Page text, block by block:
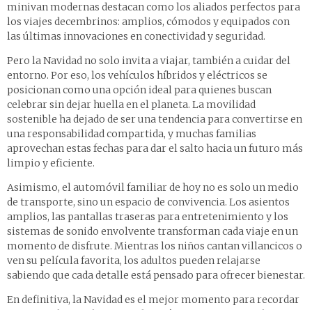
minivan modernas destacan como los aliados perfectos para
los viajes decembrinos: amplios, cómodos y equipados con
las últimas innovaciones en conectividad y seguridad.
Pero la Navidad no solo invita a viajar, también a cuidar del
entorno. Por eso, los vehículos híbridos y eléctricos se
posicionan como una opción ideal para quienes buscan
celebrar sin dejar huella en el planeta. La movilidad
sostenible ha dejado de ser una tendencia para convertirse en
una responsabilidad compartida, y muchas familias
aprovechan estas fechas para dar el salto hacia un futuro más
limpio y eficiente.
Asimismo, el automóvil familiar de hoy no es solo un medio
de transporte, sino un espacio de convivencia. Los asientos
amplios, las pantallas traseras para entretenimiento y los
sistemas de sonido envolvente transforman cada viaje en un
momento de disfrute. Mientras los niños cantan villancicos o
ven su película favorita, los adultos pueden relajarse
sabiendo que cada detalle está pensado para ofrecer bienestar.
En definitiva, la Navidad es el mejor momento para recordar